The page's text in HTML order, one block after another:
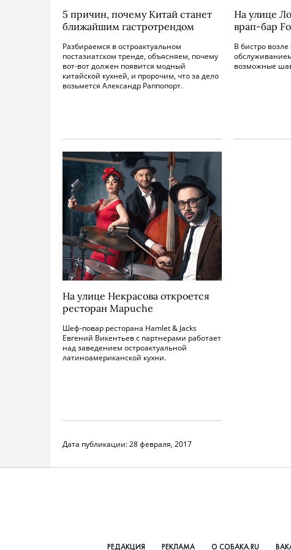
5 причин, почему Китай станет
ближайшим гастротрендом
Разбираемся в остроактуальном
постазиатском тренде, объясняем, почему
вот-вот должен появится модный
китайской кухней, и пророчим, что за дело
возьмется Александр Раппопорт.
На улице
врап-бар
В бистро
возможные
На улице Некрасова откроется
ресторан Mapuche
Шеф-повар ресторана Hamlet & Jacks
Евгений Викентьев с партнерами работает
над заведением остроактуальной
латиноамериканской кухни.
Дата публикации:28 февраля, 2017
РЕДАКЦИЯ РЕКЛАМА О СОБАКА.RU